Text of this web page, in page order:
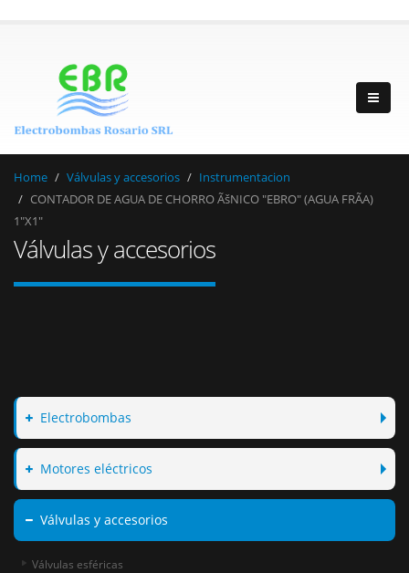
Home Válvulas y accesorios
Instrumentacion
CONTADOR DE AGUA DE CHORRO ÃšNICO "EBRO" (AGUA FRÃA)
1"X1"
Válvulas y accesorios
Electrobombas
Motores eléctricos
Válvulas y accesorios
Válvulas esféricas